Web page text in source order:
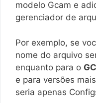
modelo Gcam e
gerenciador de
Por exemplo, se
nome do arquivo
enquanto para o
e para versões
seria apenas